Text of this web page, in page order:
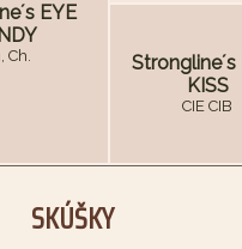
EYE
Ch.
Strongline´s
KISS
CIE CIB
SKÚŠKY